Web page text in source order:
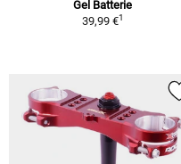
Gel Batterie
39,99 €1